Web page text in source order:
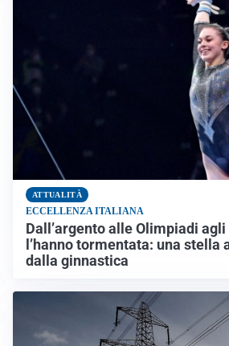
ATTUALITÀ
ECCELLENZA ITALIANA
Dall’argento alle Olimpiadi
l’hanno tormentata: una
dalla ginnastica